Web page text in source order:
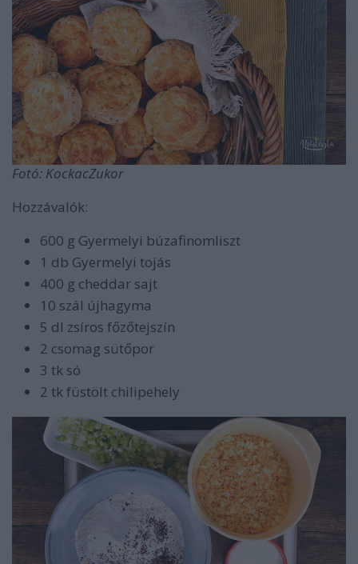
Fotó: KockacZukor
Hozzávalók:
600 g Gyermelyi búzafinomliszt
1 db Gyermelyi tojás
400 g cheddar sajt
10 szál újhagyma
5 dl zsíros főzőtejszín
2 csomag sütőpor
3 tk só
2 tk füstölt chilipehely